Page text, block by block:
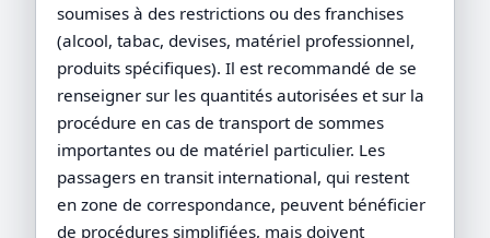
soumises à des restrictions ou des franchises
(alcool, tabac, devises, matériel professionnel,
produits spécifiques). Il est recommandé de se
renseigner sur les quantités autorisées et sur la
procédure en cas de transport de sommes
importantes ou de matériel particulier. Les
passagers en transit international, qui restent
en zone de correspondance, peuvent bénéficier
de procédures simplifiées, mais doivent